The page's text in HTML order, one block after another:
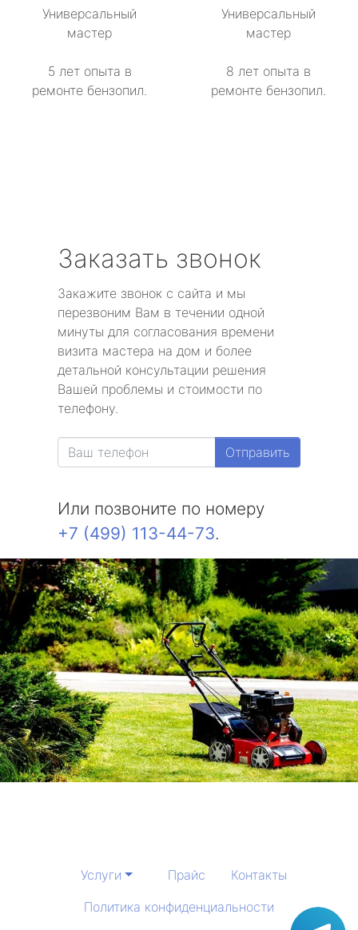
Универсальный
мастер
5 лет опыта в
ремонте бензопил.
Универсальный
мастер
8 лет опыта в
ремонте бензопил.
Заказать звонок
Закажите звонок с сайта и мы
перезвоним Вам в течении одной
минуты для согласования времени
визита мастера на дом и более
детальной консультации решения
Вашей проблемы и стоимости по
телефону.
Отправить
Или позвоните по номеру
+7 (499) 113-44-73.
Услуги Прайс
Контакты
Политика конфиденциальности